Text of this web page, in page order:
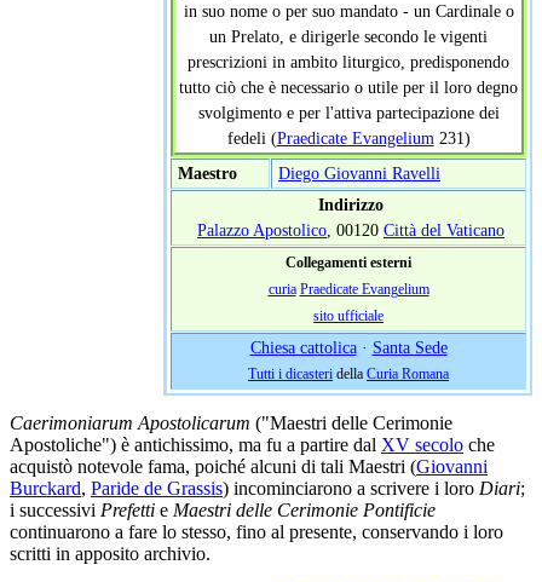
in suo nome o per suo mandato - un Cardinale o
un Prelato, e dirigerle secondo le vigenti
prescrizioni in ambito liturgico, predisponendo
tutto ciò che è necessario o utile per il loro degno
svolgimento e per l'attiva partecipazione dei
fedeli (Praedicate Evangelium 231)
Maestro
Diego Giovanni Ravelli
Indirizzo
Palazzo Apostolico , 00120 Città del Vaticano
Collegamenti esterni
curia Praedicate Evangelium
sito ufficiale
Chiesa cattolica· Santa Sede
Tutti i dicasteri della Curia Romana
Caerimoniarum Apostolicarum ("Maestri delle Cerimonie
Apostoliche") è antichissimo, ma fu a partire dal XV secolo che
acquistò notevole fama, poiché alcuni di tali Maestri (Giovanni
Burckard, Paride de Grassis) incominciarono a scrivere i loro Diari;
i successivi Prefetti e Maestri delle Cerimonie Pontificie
continuarono a fare lo stesso, fino al presente, conservando i loro
scritti in apposito archivio.